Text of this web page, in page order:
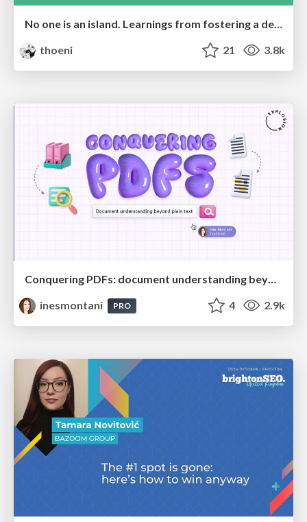
No one is an island. Learnings from fostering a developers community.
thoeni
21 3.8k
Conquering PDFs: document understanding beyond plain text
inesmontani
PRO 4 2.9k